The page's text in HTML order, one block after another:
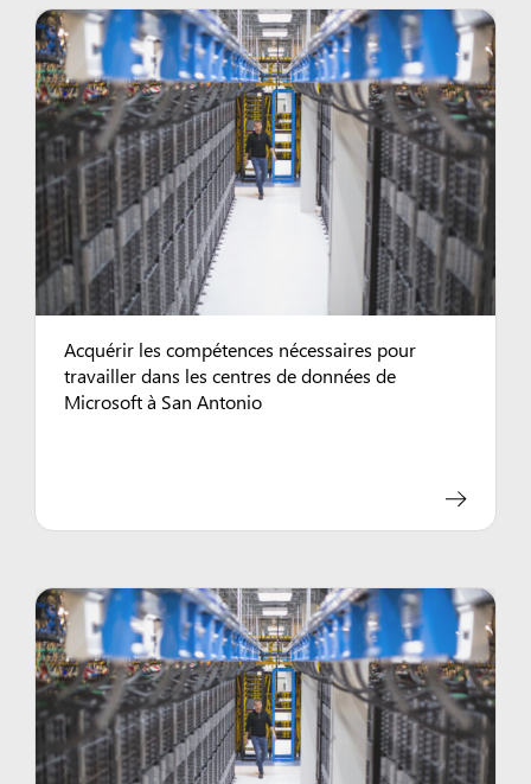
Acquérir les compétences nécessaires pour
travailler dans les centres de données de
Microsoft à San Antonio